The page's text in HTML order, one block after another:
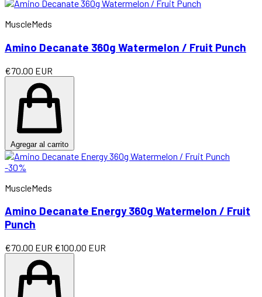
MuscleMeds
Amino Decanate 360g Watermelon / Fruit Punch
€70.00 EUR
Agregar al carrito
-30%
MuscleMeds
Amino Decanate Energy 360g Watermelon / Fruit
Punch
€70.00 EUR €100.00 EUR